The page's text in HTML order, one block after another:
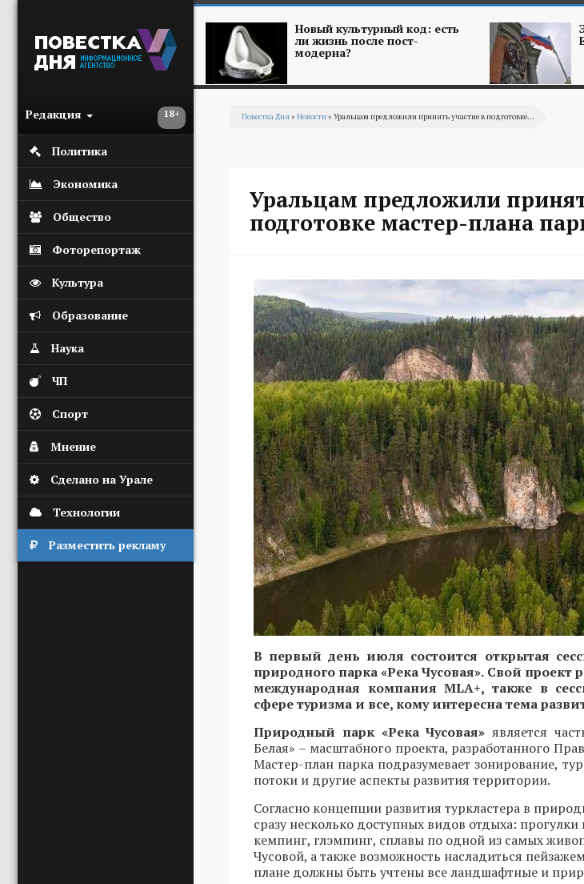
18+
Редакция
Политика
Экономика
Общество
Фоторепортаж
Культура
Образование
Наука
ЧП
Спорт
Мнение
Сделано на Урале
Технологии
Разместить рекламу
Новый культурный код: есть
ли жизнь после пост-
модерна?
Повестка Дня» Новости» Уральцам предложили принять участие в подготовке...
Уральцам предложили
подготовке мастер-плана
В первый день июля состоится открытая
природного парка «Река Чусовая». Свой проект
международная компания MLA+, также в
сфере туризма и все, кому интересна тема
Природный парк «Река Чусовая» является
Белая» – масштабного проекта, разработанного
Мастер-план парка подразумевает зонирование,
потоки и другие аспекты развития территории.
Согласно концепции развития туркластера в
сразу несколько доступных видов отдыха:
кемпинг, глэмпинг, сплавы по одной из самых
Чусовой, а также возможность насладиться
плане должны быть учтены все ландшафтные и